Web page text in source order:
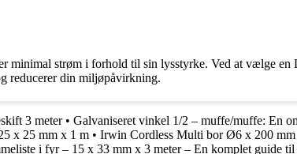
minimal strøm i forhold til sin lysstyrke. Ved at vælge
reducerer din miljøpåvirkning.
3 meter• Galvaniseret vinkel 1/2 – muffe/muffe: En
x 25 mm x 1 m • Irwin Cordless Multi bor Ø6 x 200 mm
i fyr – 15 x 33 mm x 3 meter – En komplet guide til